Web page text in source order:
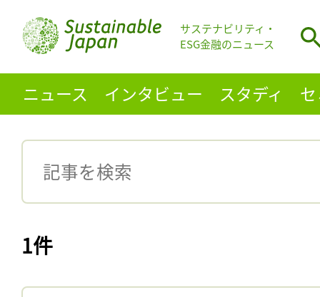
サステナビリティ・
ESG金融のニュース
ニュース インタビュー スタディ
1件